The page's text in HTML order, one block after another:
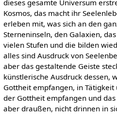
dieses gesamte Universum
Kosmos, das macht ihr
erleben mit, was sich an den
Sterneninseln, den Galaxien,
vielen Stufen und die bilden
alles sind Ausdruck von
aber das gestaltende Geiste
künstlerische Ausdruck dessen,
Gottheit empfangen, in Tätigkeit
der Gottheit empfangen und
aber draußen, nicht drinnen in